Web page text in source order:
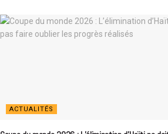
ACTUALITÉS